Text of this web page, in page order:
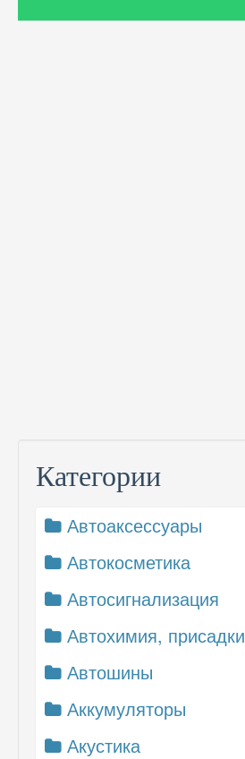
Категории
Автоаксессуары
Автокосметика
Автосигнализация
Автохимия, присадки
Автошины
Аккумуляторы
Акустика